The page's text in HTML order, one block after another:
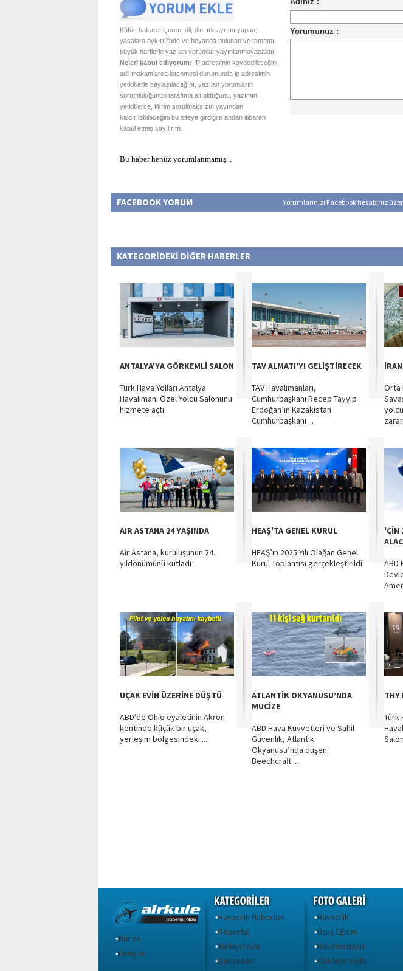
Küfür, hakaret içeren; dil, din, ırk ayrımı yapan;
yasalara aykırı ifade ve beyanda bulunan ve tamamı
büyük harflerle yazılan yorumlar yayınlanmayacaktır.
Neleri kabul ediyorum: IP adresimin kaydedileceğini,
adli makamlarca istenmesi durumunda ip adresimin
yetkililerle paylaşılacağını, yazılan yorumların
sorumluluğunun tarafıma ait olduğunu, yazımın,
yetkililerce, fikrim sorulmaksızın yayından
kaldırılabileceğini bu siteye girdiğim andan itibaren
kabul etmiş sayılırım.
Bu haber henüz yorumlanmamış...
FACEBOOK YORUM Yorumlarınızı Facebook hesabınız
KATEGORİDEKİ DİĞER HABERLER
ANTALYA'YA GÖRKEMLİ SALON
Türk Hava Yolları Antalya
Havalimanı Özel Yolcu Salonunu
hizmete açtı
TAV ALMATI'YI GELİŞTİRECEK
TAV Havalimanları,
Cumhurbaşkanı Recep Tayyip
Erdoğan’ın Kazakistan
Cumhurbaşkanı ...
Orta
AIR ASTANA 24 YAŞINDA
Air Astana, kuruluşunun 24.
yıldönümünü kutladı
HEAŞ'TA GENEL KURUL
HEAŞ’ın 2025 Yılı Olağan Genel
Kurul Toplantısı gerçekleştirildi
'ÇİN
ABD
UÇAK EVİN ÜZERİNE DÜŞTÜ
ABD’de Ohio eyaletinin Akron
kentinde küçük bir uçak,
yerleşim bölgesindeki ...
ATLANTİK OKYANUSU’NDA
MUCİZE
ABD Hava Kuvvetleri ve Sahil
Güvenlik, Atlantik
Okyanusu’nda düşen
Beechcraft ...
THY
Türk
•Künye
•İletişim
•Havacılık Haberleri
•Röportaj
•Türkiye'den
•Dünyadan
•Havacılık
•Uçuş Eğitim
•Havalimanları
•Göklere Veda